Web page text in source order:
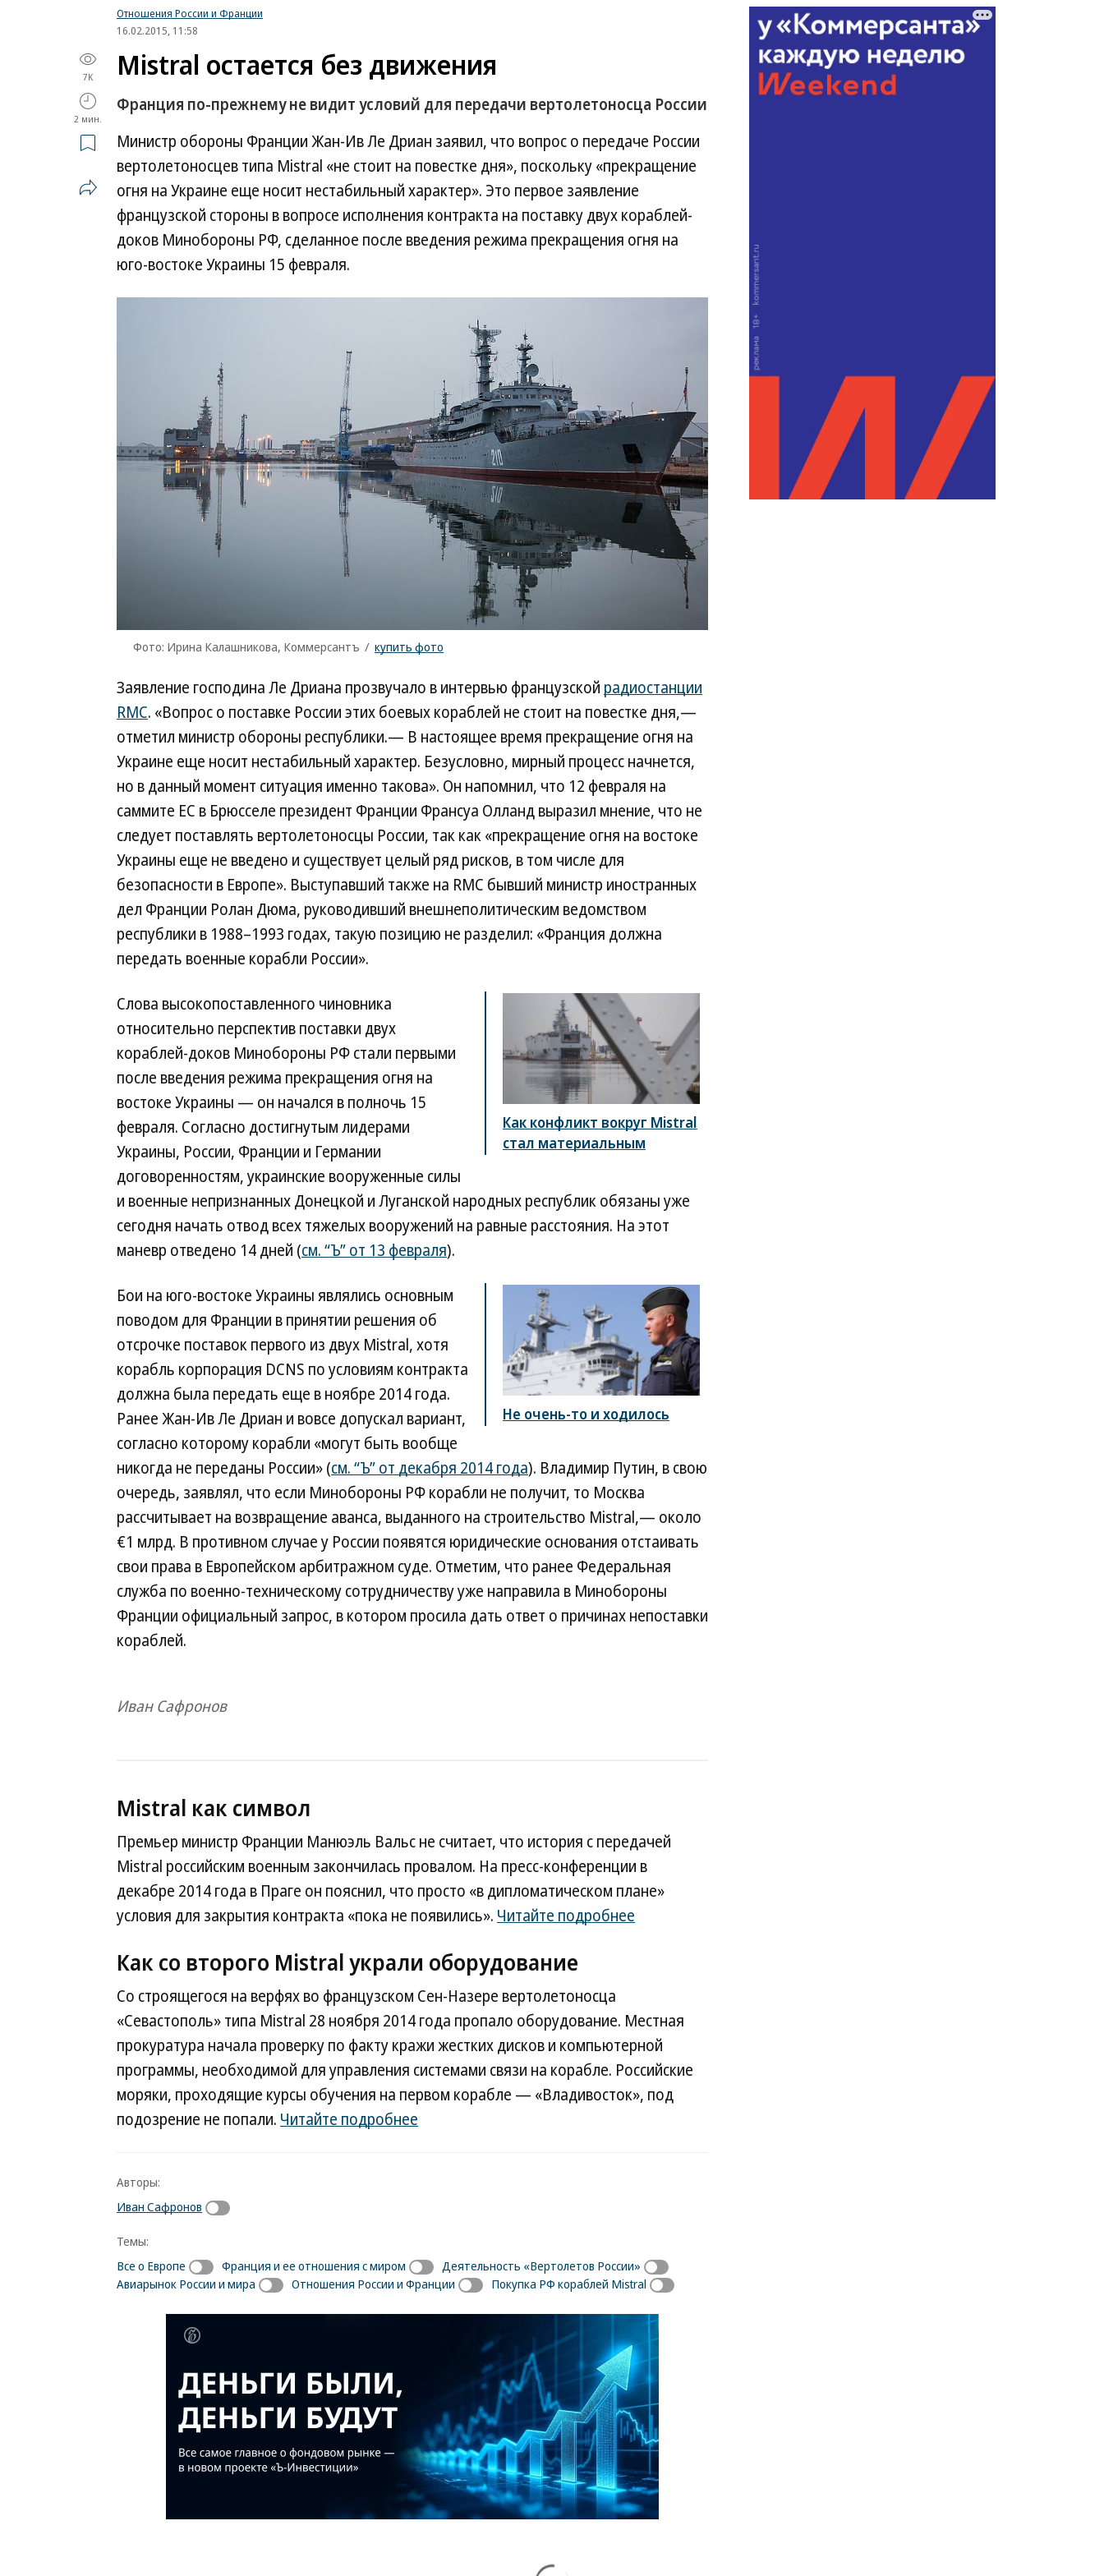
Отношения России и Франции
16.02.2015, 11:58
7K
2 мин.
Mistral остается без движения
Франция по-прежнему не видит условий для передачи вертолетоносца России
Министр обороны Франции Жан-Ив Ле Дриан заявил, что вопрос о передаче России
вертолетоносцев типа Mistral «не стоит на повестке дня», поскольку «прекращение
огня на Украине еще носит нестабильный характер». Это первое заявление
французской стороны в вопросе исполнения контракта на поставку двух кораблей-
доков Минобороны РФ, сделанное после введения режима прекращения огня на
юго-востоке Украины 15 февраля.
Фото: Ирина Калашникова, Коммерсантъ / купить фото
Заявление господина Ле Дриана прозвучало в интервью французской радиостанции
RMC. «Вопрос о поставке России этих боевых кораблей не стоит на повестке дня,—
отметил министр обороны республики.— В настоящее время прекращение огня на
Украине еще носит нестабильный характер. Безусловно, мирный процесс начнется,
но в данный момент ситуация именно такова». Он напомнил, что 12 февраля на
саммите ЕС в Брюсселе президент Франции Франсуа Олланд выразил мнение, что не
следует поставлять вертолетоносцы России, так как «прекращение огня на востоке
Украины еще не введено и существует целый ряд рисков, в том числе для
безопасности в Европе». Выступавший также на RMC бывший министр иностранных
дел Франции Ролан Дюма, руководивший внешнеполитическим ведомством
республики в 1988–1993 годах, такую позицию не разделил: «Франция должна
передать военные корабли России».
Как конфликт вокруг Mistral
стал материальным
Слова высокопоставленного чиновника
относительно перспектив поставки двух
кораблей-доков Минобороны РФ стали первыми
после введения режима прекращения огня на
востоке Украины — он начался в полночь 15
февраля. Согласно достигнутым лидерами
Украины, России, Франции и Германии
договоренностям, украинские вооруженные силы
и военные непризнанных Донецкой и Луганской народных республик обязаны уже
сегодня начать отвод всех тяжелых вооружений на равные расстояния. На этот
маневр отведено 14 дней (см. “Ъ” от 13 февраля).
Не очень-то и ходилось
Бои на юго-востоке Украины являлись основным
поводом для Франции в принятии решения об
отсрочке поставок первого из двух Mistral, хотя
корабль корпорация DCNS по условиям контракта
должна была передать еще в ноябре 2014 года.
Ранее Жан-Ив Ле Дриан и вовсе допускал вариант,
согласно которому корабли «могут быть вообще
никогда не переданы России» (см. “Ъ” от декабря 2014 года). Владимир Путин, в свою
очередь, заявлял, что если Минобороны РФ корабли не получит, то Москва
рассчитывает на возвращение аванса, выданного на строительство Mistral,— около
€1 млрд. В противном случае у России появятся юридические основания отстаивать
свои права в Европейском арбитражном суде. Отметим, что ранее Федеральная
служба по военно-техническому сотрудничеству уже направила в Минобороны
Франции официальный запрос, в котором просила дать ответ о причинах непоставки
кораблей.
Иван Сафронов
Mistral как символ
Премьер министр Франции Манюэль Вальс не считает, что история с передачей
Mistral российским военным закончилась провалом. На пресс-конференции в
декабре 2014 года в Праге он пояснил, что просто «в дипломатическом плане»
условия для закрытия контракта «пока не появились». Читайте подробнее
Как со второго Mistral украли оборудование
Со строящегося на верфях во французском Сен-Назере вертолетоносца
«Севастополь» типа Mistral 28 ноября 2014 года пропало оборудование. Местная
прокуратура начала проверку по факту кражи жестких дисков и компьютерной
программы, необходимой для управления системами связи на корабле. Российские
моряки, проходящие курсы обучения на первом корабле — «Владивосток», под
подозрение не попали. Читайте подробнее
Авторы:
Иван Сафронов
Темы:
Все о Европе
Франция и ее отношения с миром
Деятельность «Вертолетов России»
Авиарынок России и мира
Отношения России и Франции Покупка РФ кораблей Mistral